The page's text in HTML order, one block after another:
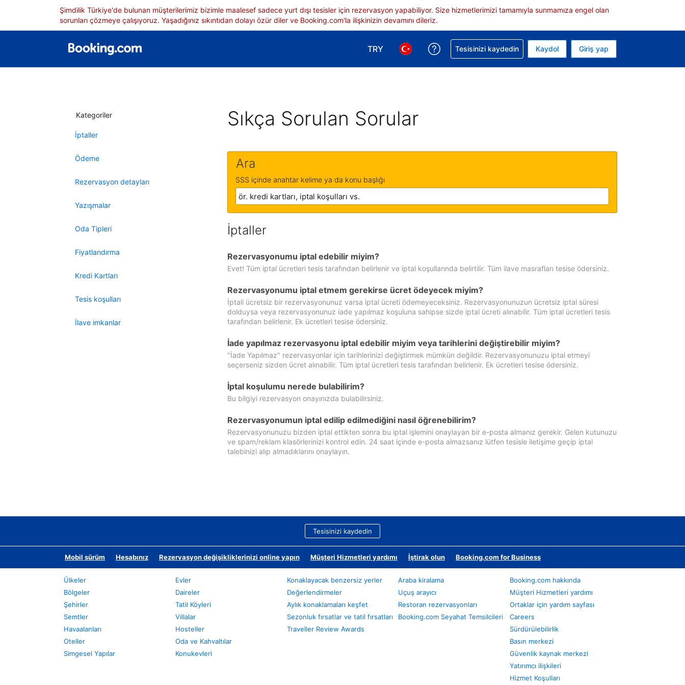
Şimdilik Türkiye'de bulunan müşterilerimiz bizimle maalesef sadece yurt dışı tesisler için rezervasyon yapabiliyor. Size hizmetlerimizi tamamıyla sunmamıza engel olan
sorunları çözmeye çalışıyoruz. Yaşadığınız sıkıntıdan dolayı özür diler ve Booking.com'la ilişkinizin devamını dileriz.
TRY
Para birimi seçimi yap. Mevcut para biriminiz Türk lirası
Dil seçimi yap. Mevcut diliniz Türkçe
Rezervasyonunuzla ilgili yardım alın
Tesisinizi kaydedin Kaydol Giriş yap
Kategoriler
İptaller
Ödeme
Rezervasyon detayları
Yazışmalar
Oda Tipleri
Fiyatlandırma
Kredi Kartları
Tesis koşulları
İlave imkanlar
Sıkça Sorulan Sorular
Ara
SSS içinde anahtar kelime ya da konu başlığı
İptaller
Rezervasyonumu iptal edebilir miyim?
Evet! Tüm iptal ücretleri tesis tarafından belirlenir ve iptal koşullarında belirtilir. Tüm ilave masrafları tesise ödersiniz.
Rezervasyonumu iptal etmem gerekirse ücret ödeyecek miyim?
İptali ücretsiz bir rezervasyonunuz varsa iptal ücreti ödemeyeceksiniz. Rezervasyonunuzun ücretsiz iptal süresi
dolduysa veya rezervasyonunuz iade yapılmaz koşuluna sahipse sizde iptal ücreti alınabilir. Tüm iptal ücretleri tesis
tarafından belirlenir. Ek ücretleri tesise ödersiniz.
İade yapılmaz rezervasyonu iptal edebilir miyim veya tarihlerini değiştirebilir miyim?
"İade Yapılmaz" rezervasyonlar için tarihlerinizi değiştirmek mümkün değildir. Rezervasyonunuzu iptal etmeyi
seçerseniz sizden ücret alınabilir. Tüm iptal ücretleri tesis tarafından belirlenir. Ek ücretleri tesise ödersiniz.
İptal koşulumu nerede bulabilirim?
Bu bilgiyi rezervasyon onayınızda bulabilirsiniz.
Rezervasyonumun iptal edilip edilmediğini nasıl öğrenebilirim?
Rezervasyonunuzu bizden iptal ettikten sonra bu iptal işlemini onaylayan bir e-posta almanız gerekir. Gelen kutunuzu
ve spam/reklam klasörlerinizi kontrol edin. 24 saat içinde e-posta almazsanız lütfen tesisle iletişime geçip iptal
talebinizi alıp almadıklarını onaylayın.
Tesisinizi kaydedin
Mobil sürüm Hesabınız Rezervasyon değişikliklerinizi online yapın Müşteri Hizmetleri yardımı İştirak olun Booking.com for Business
Ülkeler
Bölgeler
Şehirler
Semtler
Havaalanları
Oteller
Simgesel Yapılar
Evler
Daireler
Tatil Köyleri
Villalar
Hosteller
Oda ve Kahvaltılar
Konukevleri
Konaklayacak benzersiz yerler
Değerlendirmeler
Aylık konaklamaları keşfet
Sezonluk fırsatlar ve tatil fırsatları
Traveller Review Awards
Araba kiralama
Uçuş arayıcı
Restoran rezervasyonları
Booking.com Seyahat Temsilcileri
Booking.com hakkında
Müşteri Hizmetleri yardımı
Ortaklar için yardım sayfası
Careers
Sürdürülebilirlik
Basın merkezi
Güvenlik kaynak merkezi
Yatırımcı ilişkileri
Hizmet Koşulları